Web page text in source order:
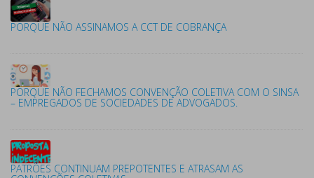
PORQUE NÃO ASSINAMOS A CCT DE COBRANÇA
PORQUE NÃO FECHAMOS CONVENÇÃO COLETIVA COM O SINSA
– EMPREGADOS DE SOCIEDADES DE ADVOGADOS.
PATRÕES CONTINUAM PREPOTENTES E ATRASAM AS